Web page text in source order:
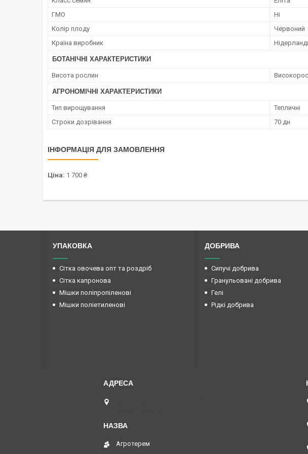
ГМО
Ні
Колір плоду
Червоний
Країна виробник
БОТАНІЧНІ ХАРАКТЕРИСТИКИ
Висота рослин
АГРОНОМІЧНІ ХАРАКТЕРИСТИКИ
Тип вирощування
Тепличні
Строки дозрівання
70 дн
ІНФОРМАЦІЯ ДЛЯ ЗАМОВЛЕННЯ
Ціна: 1 700 ₴
УПАКОВКА
Сітка овочева опт та роздріб
Сітка капронова
Мішки поліпропіленові
Мішки поліетиленові
ДОБРИВА
Сипучі добрива
Гранульовані добрива
Гелі
Рідкі добрива
Агротерем